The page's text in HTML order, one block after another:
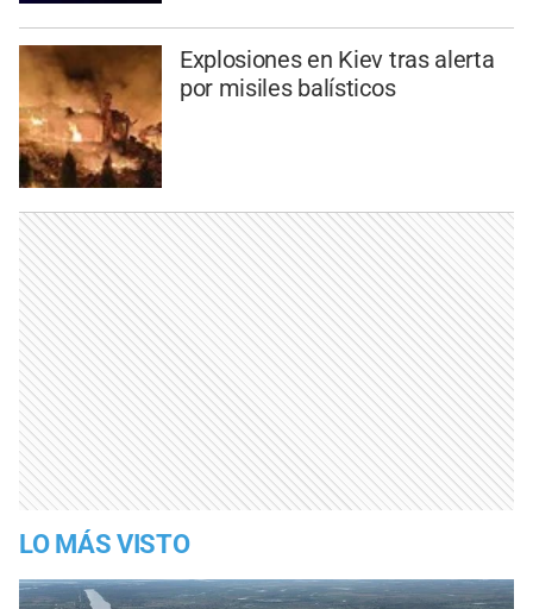
Explosiones en Kiev tras alerta
por misiles balísticos
LO MÁS VISTO